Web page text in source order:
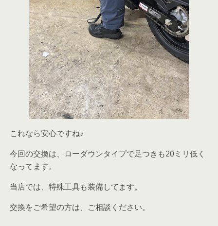
これなら安心ですね♪
今回の交換は、ローダウンタイプで足つきも20ミリ低く
なってます。
当店では、特殊工具も装備してます。
交換をご希望の方は、ご相談ください。